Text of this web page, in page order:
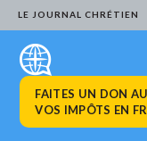
LE JOURNAL CHRÉTIEN
FAITES UN DON
VOS IMPÔTS EN